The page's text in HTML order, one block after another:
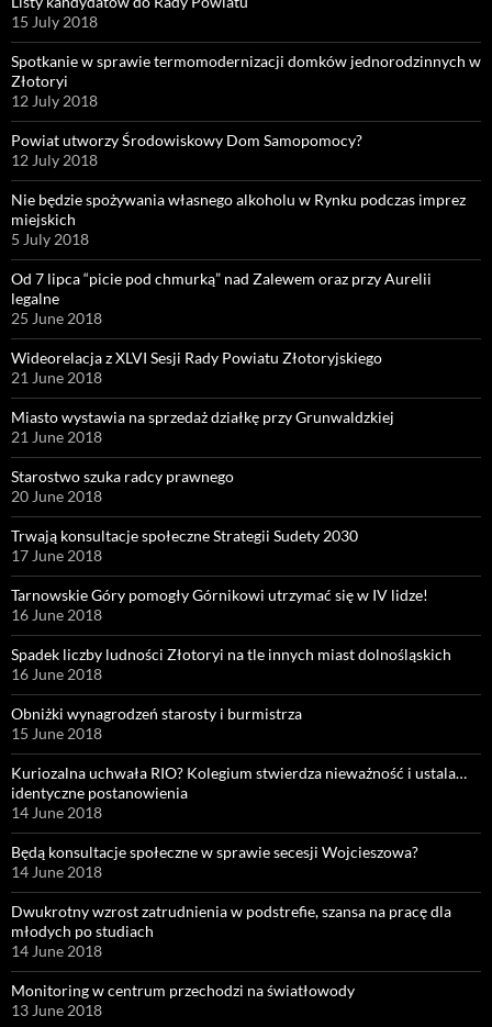
15 July 2018
Spotkanie w sprawie termomodernizacji domków jednorodzinnych w
Złotoryi
12 July 2018
Powiat utworzy Środowiskowy Dom Samopomocy?
12 July 2018
Nie będzie spożywania własnego alkoholu w Rynku podczas imprez
miejskich
5 July 2018
Od 7 lipca “picie pod chmurką” nad Zalewem oraz przy Aurelii
legalne
25 June 2018
Wideorelacja z XLVI Sesji Rady Powiatu Złotoryjskiego
21 June 2018
Miasto wystawia na sprzedaż działkę przy Grunwaldzkiej
21 June 2018
Starostwo szuka radcy prawnego
20 June 2018
Trwają konsultacje społeczne Strategii Sudety 2030
17 June 2018
Tarnowskie Góry pomogły Górnikowi utrzymać się w IV lidze!
16 June 2018
Spadek liczby ludności Złotoryi na tle innych miast dolnośląskich
16 June 2018
Obniżki wynagrodzeń starosty i burmistrza
15 June 2018
Kuriozalna uchwała RIO? Kolegium stwierdza nieważność i ustala…
identyczne postanowienia
14 June 2018
Będą konsultacje społeczne w sprawie secesji Wojcieszowa?
14 June 2018
Dwukrotny wzrost zatrudnienia w podstrefie, szansa na pracę dla
młodych po studiach
14 June 2018
Monitoring w centrum przechodzi na światłowody
13 June 2018